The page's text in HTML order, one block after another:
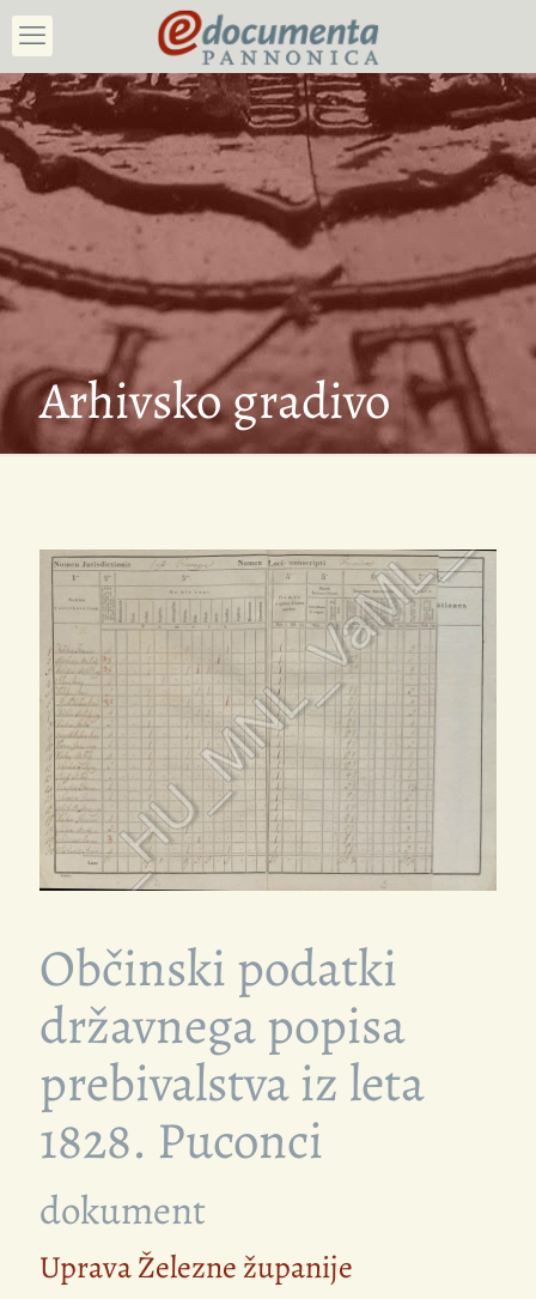
Arhivsko gradivo
Občinski podatki
državnega popisa
prebivalstva iz leta
1828. Puconci
dokument
Uprava Železne županije